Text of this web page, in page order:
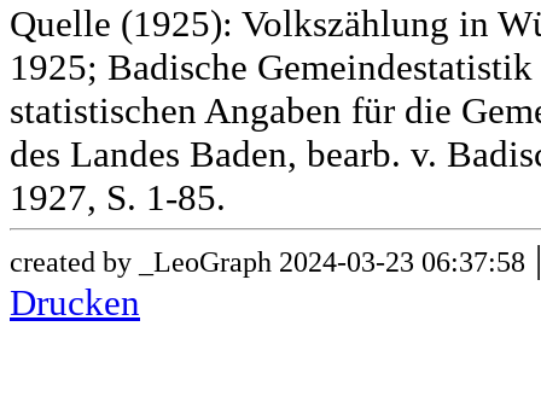
Quelle (1925): Volkszählung in
1925; Badische
statistischen Angaben für die
des Landes Baden, bearb. v.
1927, S. 1-85.
created by _LeoGraph 2024-03-23 06:37:58
Drucken